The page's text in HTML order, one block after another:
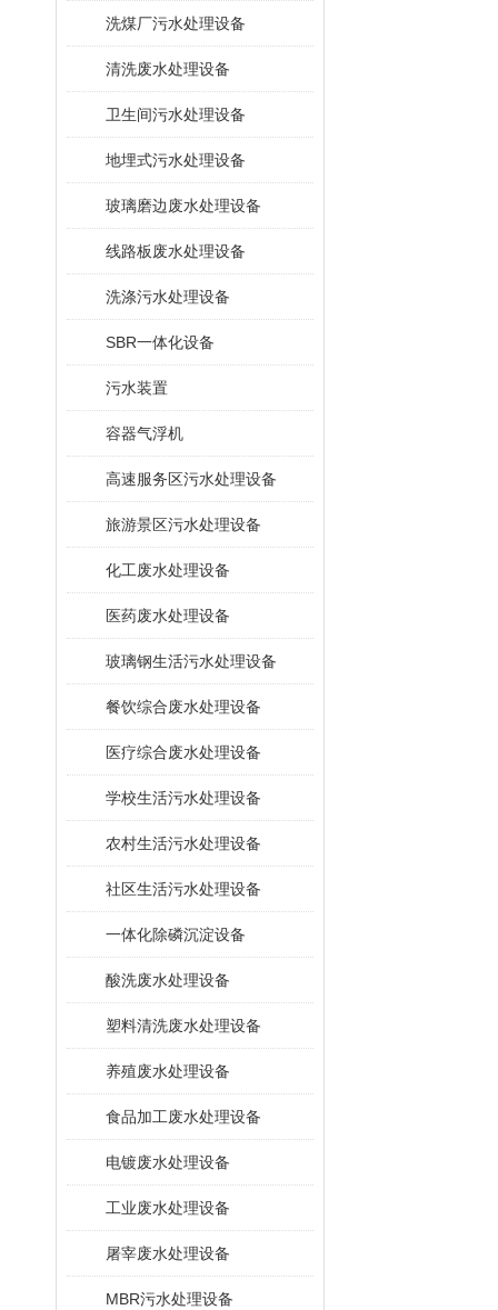
洗煤厂污水处理设备
清洗废水处理设备
卫生间污水处理设备
地埋式污水处理设备
玻璃磨边废水处理设备
线路板废水处理设备
洗涤污水处理设备
SBR一体化设备
污水装置
容器气浮机
高速服务区污水处理设备
旅游景区污水处理设备
化工废水处理设备
医药废水处理设备
玻璃钢生活污水处理设备
餐饮综合废水处理设备
医疗综合废水处理设备
学校生活污水处理设备
农村生活污水处理设备
社区生活污水处理设备
一体化除磷沉淀设备
酸洗废水处理设备
塑料清洗废水处理设备
养殖废水处理设备
食品加工废水处理设备
电镀废水处理设备
工业废水处理设备
屠宰废水处理设备
MBR污水处理设备